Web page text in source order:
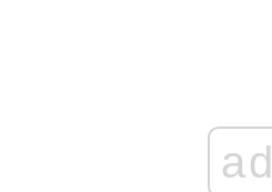
ad